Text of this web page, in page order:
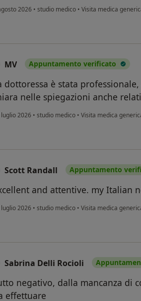
2026 • studio medico • Visita medica
MV Appuntamento verificato
dottoressa è stata
nelle spiegazioni anche
luglio 2026 • studio medico • Visita medica
Scott Randall Appuntamento
and attentive. my Italian
luglio 2026 • studio medico • Visita medica
Sabrina Delli Rocioli
negativo, dalla mancanza di
effettuare